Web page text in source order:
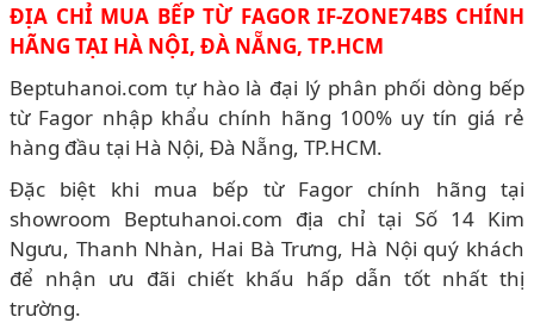
ĐỊA CHỈ MUA BẾP TỪ FAGOR IF-ZONE74BS CHÍNH
HÃNG TẠI HÀ NỘI, ĐÀ NẴNG, TP.HCM
Beptuhanoi.com tự hào là đại lý phân phối dòng bếp
từ Fagor nhập khẩu chính hãng 100% uy tín giá rẻ
hàng đầu tại Hà Nội, Đà Nẵng, TP.HCM.
Đặc biệt khi mua bếp từ Fagor chính hãng tại
showroom Beptuhanoi.com địa chỉ tại Số 14 Kim
Ngưu, Thanh Nhàn, Hai Bà Trưng, Hà Nội quý khách
để nhận ưu đãi chiết khấu hấp dẫn tốt nhất thị
trường.